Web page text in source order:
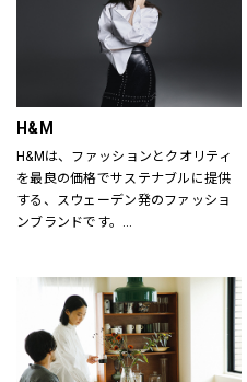
H&M
H&Mは、ファッションとクオリティ
を最良の価格でサステナブルに提供
する、スウェーデン発のファッショ
ンブランドです。
さまをお迎えしています。
H&Mお問い合わせ窓口:
https://lin.ee/k1gDN7M（LINEでの
お問い合わせ）